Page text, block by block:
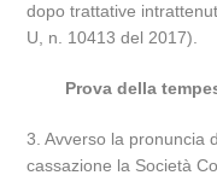
dopo trattative
U, n. 10413 del 2017).
Prova della
3. Avverso la pronuncia
cassazione la Società